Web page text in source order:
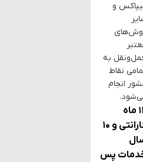
و
به
نقاط
انجام
12 ماه
گارانتی و 10
پس